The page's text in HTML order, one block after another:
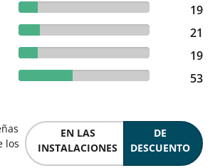
14.73% reviewed Muy buena
19
16.28% reviewed Media
21
14.73% reviewed Pobre
19
41.09% reviewed Horrible 53
los
EN LAS
INSTALACIONES
DE
DESCUENTO